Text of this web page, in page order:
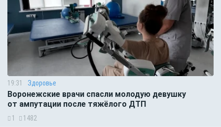
19:31 Здоровье
Воронежские врачи спасли молодую девушку
от ампутации после тяжёлого ДТП
1 1482